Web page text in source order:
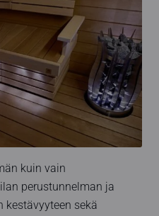
kuin vain
perustunnelman ja
sekä